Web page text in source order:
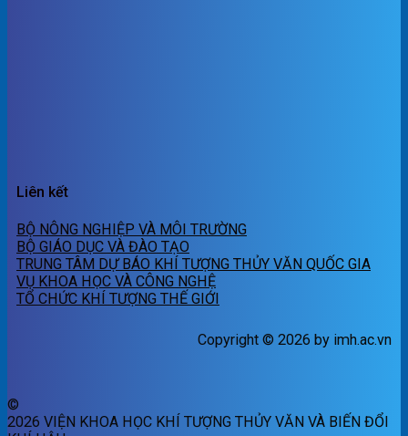
Liên kết
BỘ NÔNG NGHIỆP VÀ MÔI TRƯỜNG
BỘ GIÁO DỤC VÀ ĐÀO TẠO
TRUNG TÂM DỰ BÁO KHÍ TƯỢNG THỦY VĂN QUỐC GIA
VỤ KHOA HỌC VÀ CÔNG NGHỆ
TỔ CHỨC KHÍ TƯỢNG THẾ GIỚI
Copyright © 2026 by imh.ac.vn
©
2026 VIỆN KHOA HỌC KHÍ TƯỢNG THỦY VĂN VÀ BIẾN ĐỔI